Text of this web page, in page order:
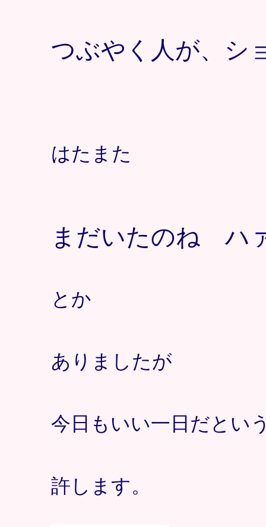
つぶやく人が、シ
はたまた
まだいたのね ハ
とか
ありましたが
今日もいい一日だとい
許します。